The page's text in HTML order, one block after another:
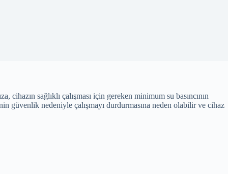
sağlıklı çalışması için gereken minimum su basıncının
güvenlik nedeniyle çalışmayı durdurmasına neden olabilir ve cihaz